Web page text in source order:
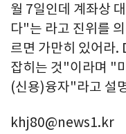
월 7일인데 계좌상
다"는 라고 진위를
르면 가만히 있어라.
잡히는 것"이라며 "
(신용)융자"라고 설
khj80@news1.kr